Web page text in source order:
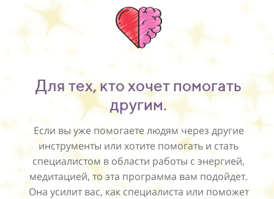
Для тех, кто хочет помогать
другим.
Если вы уже помогаете людям через другие
инструменты или хотите помогать и стать
специалистом в области работы с энергией,
медитацией, то эта программа вам подойдет.
Она усилит вас, как специалиста или поможет